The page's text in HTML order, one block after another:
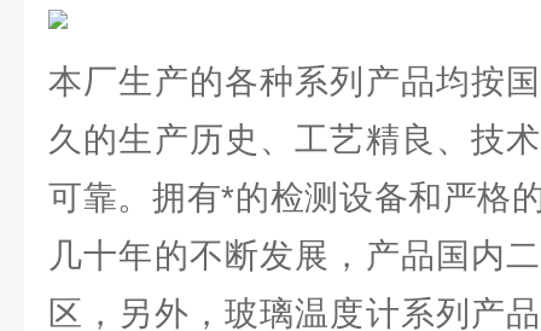
本厂生产的各种系列产品均按
久的生产历史、工艺精良、技
可靠。拥有*的检测设备和严格
几十年的不断发展，产品国内
区，另外，玻璃温度计系列产